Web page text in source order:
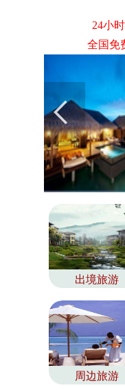
24小
全国免
出境旅游
周边旅游